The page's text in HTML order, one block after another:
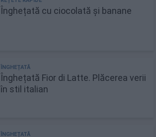
Înghețată cu ciocolată și banane
Înghețată Fior di Latte. Plăcerea verii
în stil italian